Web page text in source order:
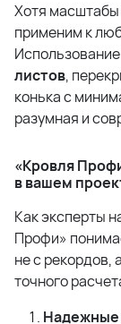
Хотя
применим к
Использование
листов,
конька с
разумная и
«Кровля
в вашем
Как эксперты
Профи»
не с рекордов,
точного
Надежные